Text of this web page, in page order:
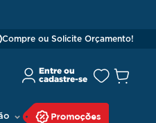
Compre ou Solicite Orçamento!